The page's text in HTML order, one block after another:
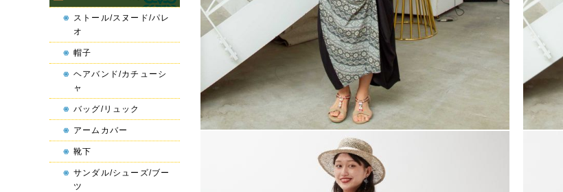
ストール/スヌード/パレ
オ
帽子
ヘアバンド/カチューシ
ャ
バッグ/リュック
アームカバー
靴下
サンダル/シューズ/ブー
ツ